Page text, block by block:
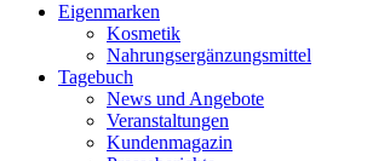
Eigenmarken
Kosmetik
Nahrungsergänzungsmittel
Tagebuch
News und Angebote
Veranstaltungen
Kundenmagazin